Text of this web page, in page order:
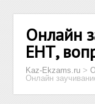
Онлайн
ЕНТ,
Kaz-Ekzams.ru >
Онлайн